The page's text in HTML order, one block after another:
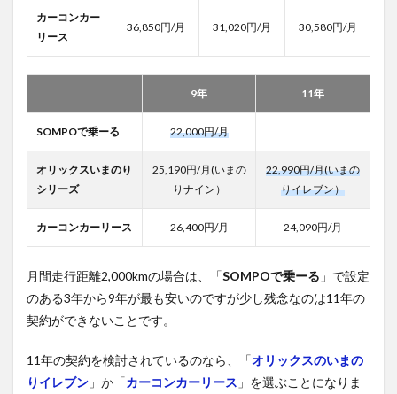
カーコンカー
リース
36,850円/月 31,020円/月 30,580円/月
9年 11年
SOMPOで乗ーる 22,000円/月
オリックスいまのり
シリーズ
25,190円/月(いまの
りナイン）
22,990円/月(いまの
りイレブン）
カーコンカーリース 26,400円/月 24,090円/月
月間走行距離2,000kmの場合は、「SOMPOで乗ーる 」で設定
のある3年から9年が最も安いのですが少し残念なのは11年の
契約ができないことです。
11年の契約を検討されているのなら、「オリックスのいまの
りイレブン 」か「カーコンカーリース 」を選ぶことになりま